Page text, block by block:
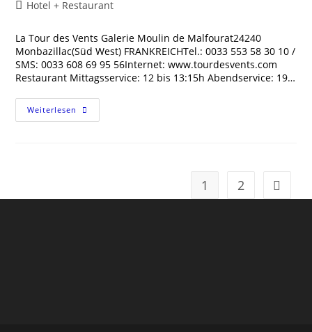
Beitrags-
Hotel + Restaurant
La Tour des Vents Galerie Moulin de Malfourat24240
Monbazillac(Süd West) FRANKREICHTel.: 0033 553 58 30 10 /
SMS: 0033 608 69 95 56Internet: www.tourdesvents.com
Restaurant Mittagsservice: 12 bis 13:15h Abendservice: 19…
Weiterlesen Monbazillac,
La
1 2 Zur